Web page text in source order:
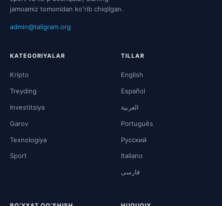
jamoamiz tomonidan koʻrib chiqilgan.
admin@taligram.org
KATEGORIYALAR
Kripto
Treyding
Investitsiya
Garov
Texnologiya
Sport
TILLAR
English
Español
العربية
Português
Русский
Italiano
فارسی